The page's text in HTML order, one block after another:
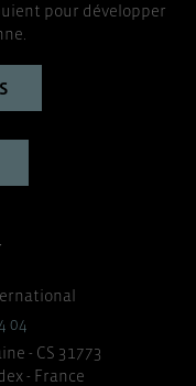
pour développer
04
- CS 31773
- France